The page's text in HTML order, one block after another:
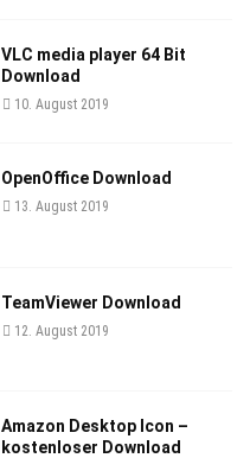
VLC media player 64 Bit
Download
10. August 2019
OpenOffice Download
13. August 2019
TeamViewer Download
12. August 2019
Amazon Desktop Icon –
kostenloser Download